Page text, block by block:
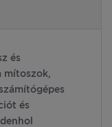
és
mítoszok,
és